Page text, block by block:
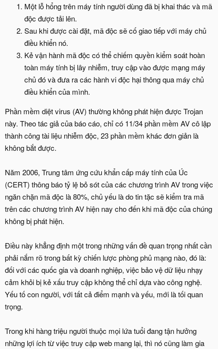
Một lỗ hổng trên máy tính người dùng đã bị khai thác và mã
độc được tải lên.
Sau khi được cài đặt, mã độc sẽ cố giao tiếp với máy chủ
điều khiển nó.
Kẻ vận hành mã độc có thể chiếm quyền kiểm soát hoàn
toàn máy tính bị lây nhiễm, truy cập vào được mạng máy
chủ đó và đưa ra các hành vi độc hại thông qua máy chủ
điều khiển của mình.
Phần mềm diệt virus (AV) thường không phát hiện được Trojan
này. Theo tác giả của báo cáo, chỉ có 11/34 phần mềm AV cô lập
thành công tài liệu nhiễm độc, 23 phần mềm khác đơn giản là
không bắt được.
Năm 2006, Trung tâm ứng cứu khẩn cấp máy tính của Úc
(CERT) thông báo tỷ lệ bỏ sót của các chương trình AV trong việc
ngăn chặn mã độc là 80%, chủ yếu là do tin tặc sẽ kiểm tra mã
trên các chương trình AV hiện nay cho đến khi mã độc của chúng
không bị phát hiện.
Điều này khẳng định một trong những vấn đề quan trọng nhất cần
phải nắm rõ trong bất kỳ chiến lược phòng phủ mạng nào, đó là:
đối với các quốc gia và doanh nghiệp, việc bảo vệ dữ liệu nhạy
cảm khỏi bị kẻ xấu truy cập không thể chỉ dựa vào công nghệ.
Yếu tố con người, với tất cả điểm mạnh và yếu, mới là tối quan
trọng.
Trong khi hàng triệu người thuộc mọi lứa tuổi đang tận hưởng
những lợi ích từ việc truy cập web mang lại, thì nó cũng làm gia